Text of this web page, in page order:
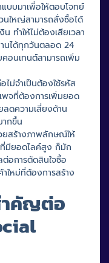
บบมาเพื่อให้ตอบโจทย์
นใหญ่สามารถสั่งซื้อได้
ทำให้ไม่ต้องเสียเวลา
นได้ทุกวันตลอด 24
อนเทนต์สามารถเพิ่ม
ม่จำเป็นต้องใช้รหัส
พจที่ต้องการเพิ่มยอด
ลดความเสี่ยงด้าน
ากขึ้น
ยสร้างภาพลักษณ์ให้
ที่มียอดไลค์สูง ก็มัก
อการตัดสินใจซื้อ
าใหม่ที่ต้องการสร้าง
ำคัญต่อ